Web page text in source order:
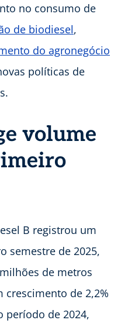
no consumo de
de biodiesel,
do agronegócio
políticas de
volume
B registrou um
semestre de 2025,
de metros
crescimento de 2,2%
período de 2024,